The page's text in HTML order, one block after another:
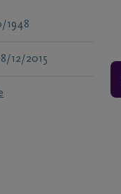
1948
12/2015